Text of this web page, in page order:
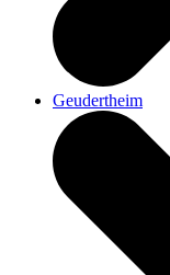
Geudertheim